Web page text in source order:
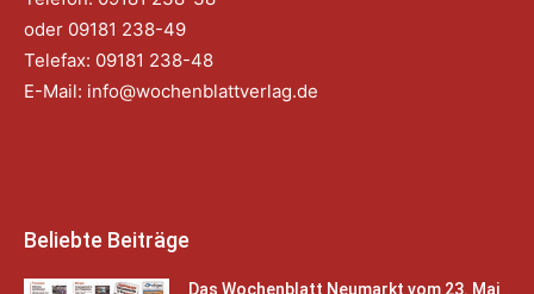
oder 09181 238-49
Telefax: 09181 238-48
E-Mail: info@wochenblattverlag.de
Beliebte Beiträge
Das Wochenblatt Neumarkt vom 23. Mai